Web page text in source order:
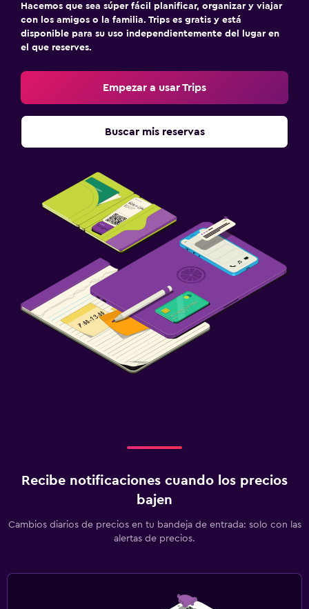
Hacemos que sea súper fácil planificar, organizar y viajar
con los amigos o la familia. Trips es gratis y está
disponible para su uso independientemente del lugar en
el que reserves.
Empezar a usar Trips
Buscar mis reservas
Recibe notificaciones cuando los precios
bajen
Cambios diarios de precios en tu bandeja de entrada: solo con las
alertas de precios.